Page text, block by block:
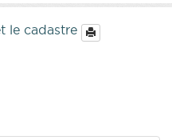
le cadastre